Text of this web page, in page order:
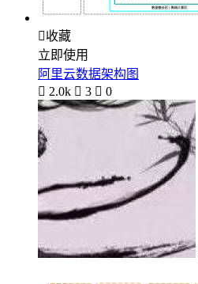
收藏
立即使用
阿里云数据架构图
 2.0k  3  0